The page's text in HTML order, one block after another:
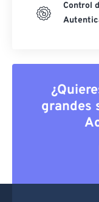
Control
grandes